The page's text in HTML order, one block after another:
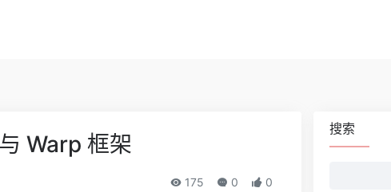
Warp 框架
175 0 0
搜索